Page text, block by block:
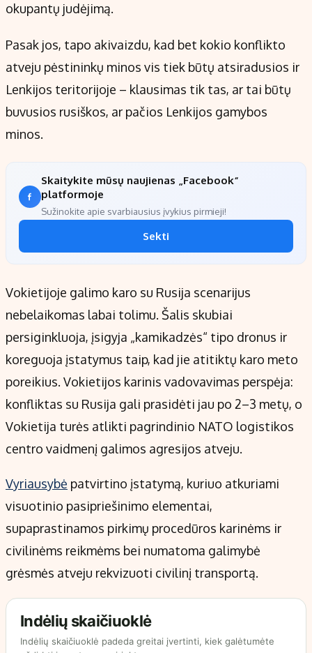
okupantų judėjimą.
Pasak jos, tapo akivaizdu, kad bet kokio konflikto
atveju pėstininkų minos vis tiek būtų atsiradusios ir
Lenkijos teritorijoje – klausimas tik tas, ar tai būtų
buvusios rusiškos, ar pačios Lenkijos gamybos
minos.
Skaitykite mūsų naujienas „Facebook“
platformoje
Sužinokite apie svarbiausius įvykius pirmieji!
Sekti
Vokietijoje galimo karo su Rusija scenarijus
nebelaikomas labai tolimu. Šalis skubiai
persiginkluoja, įsigyja „kamikadzės“ tipo dronus ir
koreguoja įstatymus taip, kad jie atitiktų karo meto
poreikius. Vokietijos karinis vadovavimas perspėja:
konfliktas su Rusija gali prasidėti jau po 2–3 metų, o
Vokietija turės atlikti pagrindinio NATO logistikos
centro vaidmenį galimos agresijos atveju.
Vyriausybė patvirtino įstatymą, kuriuo atkuriami
visuotinio pasipriešinimo elementai,
supaprastinamos pirkimų procedūros karinėms ir
civilinėms reikmėms bei numatoma galimybė
grėsmės atveju rekvizuoti civilinį transportą.